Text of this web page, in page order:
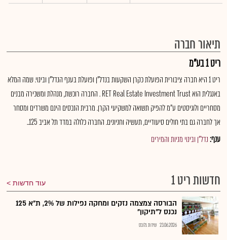
תיאור חברה
ריט 1 בע"מ
ריט 1 היא חברה ציבורית הפועלת כקרן השקעות בנדל"ן ופועלת בענף הנדל"ן ובינוי. שמה המלא
באנגלית הוא RET Real Estate Investment Trust . החברה רוכשת, מנהלת ומשכירה מבנים
מסחריים ולוגיסטים ע"מ להפיק תשואה למשקיעי הקרן. מרבית הנכסים הינם משרדים ומסחר
אך לחברה גם בתי חולים סיעודיים, תעשיה וחניונים. החברה כלולה במדד תל אביב 125..
ענף:נדל"ן ובינוי מניות והמירים
חדשות ריט 1 עוד חדשות
הבורסה צמצמה נזקים ומחקה נפילות של 2%, ת"א 125
נכנס ל"תיקון"
23.06.2026 שירות גלובס